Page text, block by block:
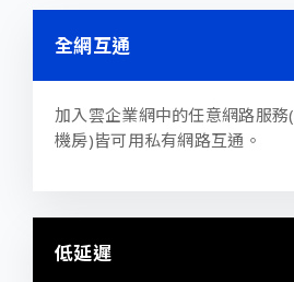
全網互通
加入雲企業網中的任意網路服務(
機房)皆可用私有網路互通。
低延遲